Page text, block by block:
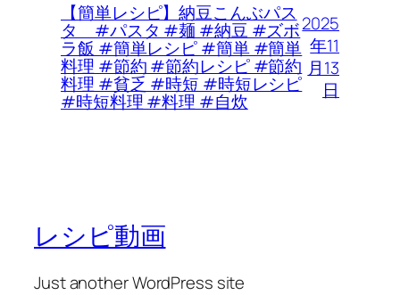
【簡単レシピ】納豆こんぶパス
タ #パスタ #麺 #納豆 #ズボ
ラ飯 #簡単レシピ #簡単 #簡単
料理 #節約 #節約レシピ #節約
料理 #貧乏 #時短 #時短レシピ
#時短料理 #料理 #自炊
2025
年11
月13
日
レシピ動画
Just another WordPress site